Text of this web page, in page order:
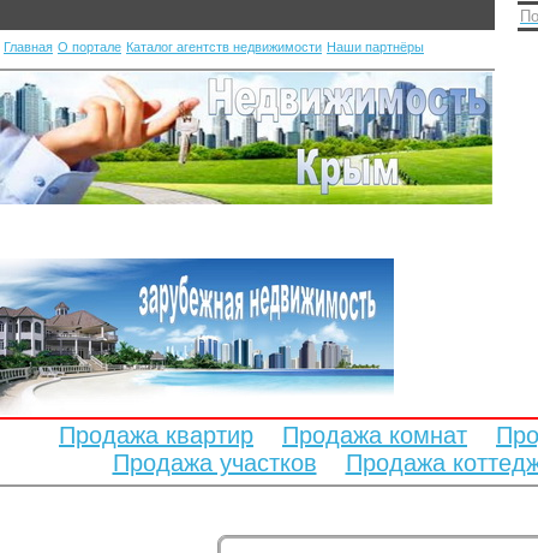
Главная О портале Каталог агентств недвижимости Наши партнёры
Продажа квартир Продажа комнат
Продажа участков
Продажа